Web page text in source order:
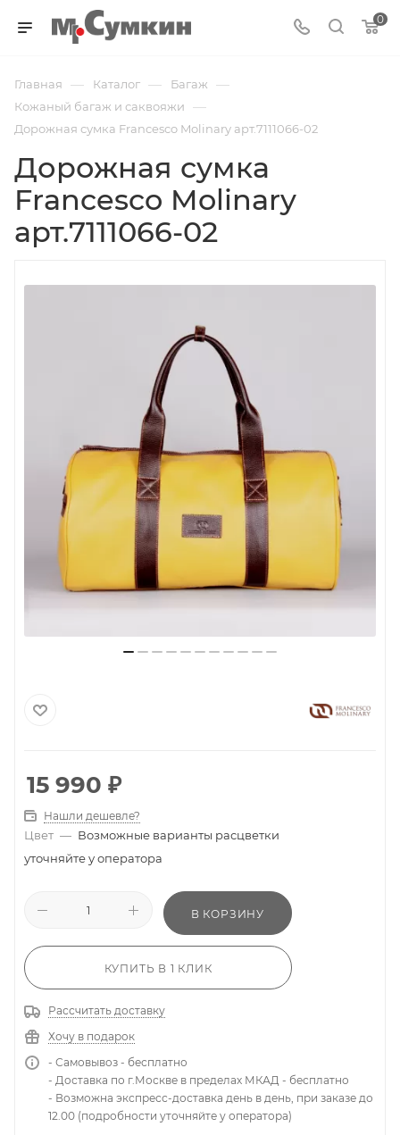
0
Главная — Каталог — Багаж —
Кожаный багаж и саквояжи —
Дорожная сумка Francesco Molinary арт.7111066-02
Дорожная сумка
Francesco Molinary
арт.7111066-02
15 990 ₽
Нашли дешевле?
Цвет — Возможные варианты расцветки
уточняйте у оператора
В КОРЗИНУ
КУПИТЬ В 1 КЛИК
Рассчитать доставку
Хочу в подарок
- Самовывоз - бесплатно
- Доставка по г.Москве в пределах МКАД - бесплатно
- Возможна экспресс-доставка день в день, при заказе до
12.00 (подробности уточняйте у оператора)